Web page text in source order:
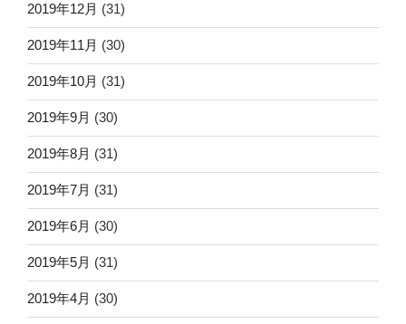
2019年12月 (31)
2019年11月 (30)
2019年10月 (31)
2019年9月 (30)
2019年8月 (31)
2019年7月 (31)
2019年6月 (30)
2019年5月 (31)
2019年4月 (30)